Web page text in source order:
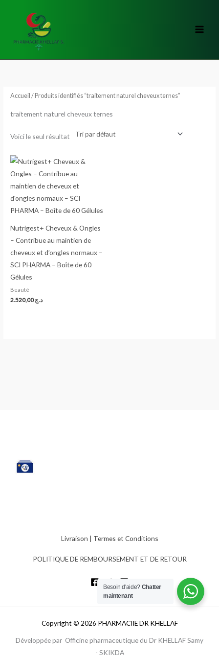
Accueil / Produits identifiés “traitement naturel cheveux ternes”
traitement naturel cheveux ternes
Voici le seul résultat
Nutrigest+ Cheveux & Ongles
– Contribue au maintien de
cheveux et d’ongles normaux –
SCI PHARMA – Boîte de 60
Gélules
Beauté
د.ج2.520,00
Livraison | Termes et Conditions
POLITIQUE DE REMBOURSEMENT ET DE RETOUR
Copyright © 2026 PHARMACIIE DR KHELLAF
Développée par Officine pharmaceutique du Dr KHELLAF Samy
- SKIKDA
Besoin d'aide? Chatter
maintenant